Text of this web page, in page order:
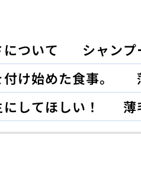
ついて シャン
け始めた食事。
してほしい！
薄